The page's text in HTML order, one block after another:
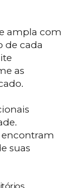
ampla com
de cada
as
suas